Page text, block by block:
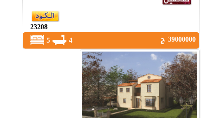
23208
39000000 ج
4